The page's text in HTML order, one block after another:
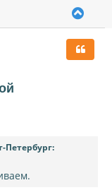
р
у
Петербург: